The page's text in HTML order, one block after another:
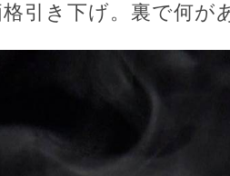
引き下げ。裏で何が